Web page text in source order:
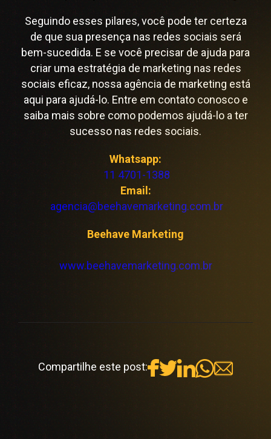
Seguindo esses pilares, você pode ter certeza
de que sua presença nas redes sociais será
bem-sucedida. E se você precisar de ajuda para
criar uma estratégia de marketing nas redes
sociais eficaz, nossa agência de marketing está
aqui para ajudá-lo. Entre em contato conosco e
saiba mais sobre como podemos ajudá-lo a ter
sucesso nas redes sociais.
Whatsapp:
11 4701-1388
Email:
agencia@beehavemarketing.com.br
Beehave Marketing
www.beehavemarketing.com.br
Compartilhe este post: